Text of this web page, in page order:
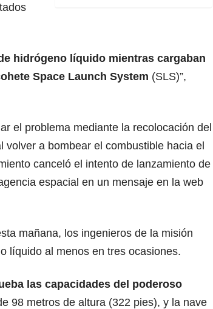
hidrógeno líquido mientras cargaban
Space Launch System (SLS)”,
el problema mediante la recolocación del
a bombear el combustible hacia el
canceló el intento de lanzamiento de
espacial en un mensaje en la web
mañana, los ingenieros de la misión
líquido al menos en tres ocasiones.
las capacidades del poderoso
98 metros de altura (322 pies), y la nave